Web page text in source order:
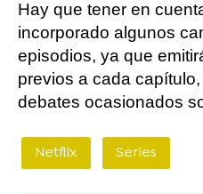
Hay que tener en
incorporado algunos
episodios, ya que
previos a cada
debates ocasionados
Netflix Series